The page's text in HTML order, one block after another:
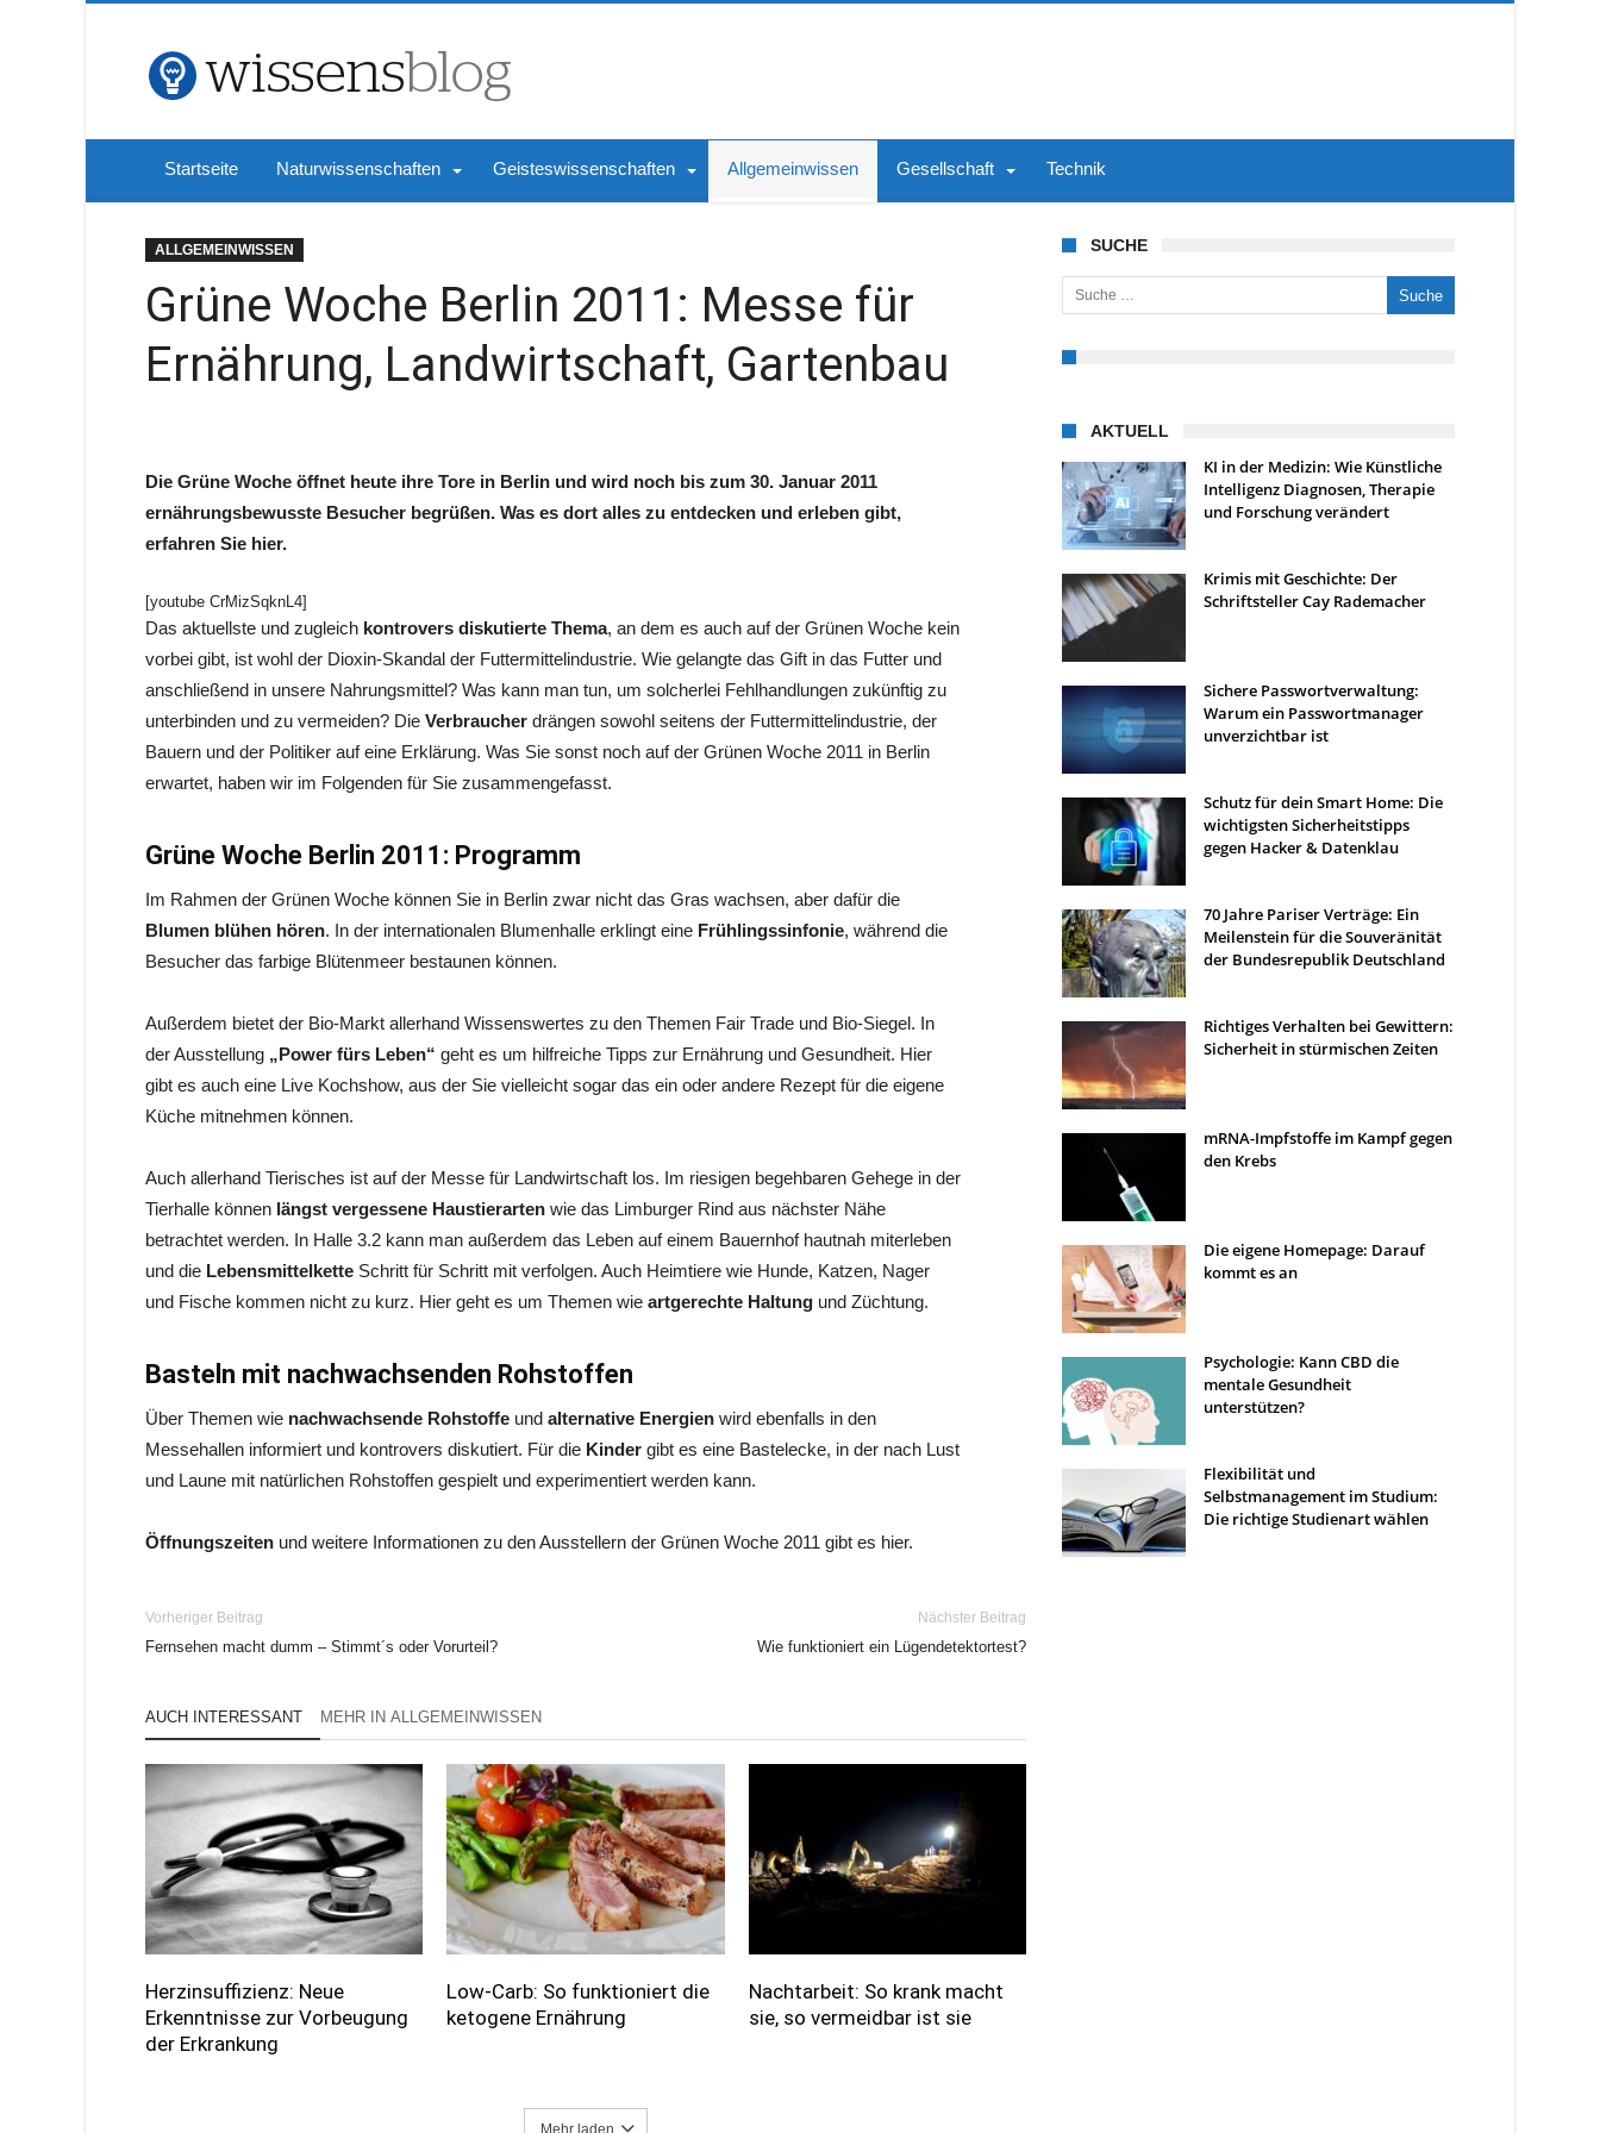
Startseite Naturwissenschaften Geisteswissenschaften Allgemeinwissen Gesellschaft Technik
ALLGEMEINWISSEN
Grüne Woche Berlin 2011: Messe für
Ernährung, Landwirtschaft, Gartenbau
Die Grüne Woche öffnet heute ihre Tore in Berlin und wird noch bis zum 30. Januar 2011
ernährungsbewusste Besucher begrüßen. Was es dort alles zu entdecken und erleben gibt,
erfahren Sie hier.
[youtube CrMizSqknL4]
Das aktuellste und zugleich kontrovers diskutierte Thema, an dem es auch auf der Grünen Woche kein
vorbei gibt, ist wohl der Dioxin-Skandal der Futtermittelindustrie. Wie gelangte das Gift in das Futter und
anschließend in unsere Nahrungsmittel? Was kann man tun, um solcherlei Fehlhandlungen zukünftig zu
unterbinden und zu vermeiden? Die Verbraucher drängen sowohl seitens der Futtermittelindustrie, der
Bauern und der Politiker auf eine Erklärung. Was Sie sonst noch auf der Grünen Woche 2011 in Berlin
erwartet, haben wir im Folgenden für Sie zusammengefasst.
Grüne Woche Berlin 2011: Programm
Im Rahmen der Grünen Woche können Sie in Berlin zwar nicht das Gras wachsen, aber dafür die
Blumen blühen hören. In der internationalen Blumenhalle erklingt eine Frühlingssinfonie, während die
Besucher das farbige Blütenmeer bestaunen können.
Außerdem bietet der Bio-Markt allerhand Wissenswertes zu den Themen Fair Trade und Bio-Siegel. In
der Ausstellung „Power fürs Leben“ geht es um hilfreiche Tipps zur Ernährung und Gesundheit. Hier
gibt es auch eine Live Kochshow, aus der Sie vielleicht sogar das ein oder andere Rezept für die eigene
Küche mitnehmen können.
Auch allerhand Tierisches ist auf der Messe für Landwirtschaft los. Im riesigen begehbaren Gehege in der
Tierhalle können längst vergessene Haustierarten wie das Limburger Rind aus nächster Nähe
betrachtet werden. In Halle 3.2 kann man außerdem das Leben auf einem Bauernhof hautnah miterleben
und die Lebensmittelkette Schritt für Schritt mit verfolgen. Auch Heimtiere wie Hunde, Katzen, Nager
und Fische kommen nicht zu kurz. Hier geht es um Themen wie artgerechte Haltung und Züchtung.
Basteln mit nachwachsenden Rohstoffen
Über Themen wie nachwachsende Rohstoffe und alternative Energien wird ebenfalls in den
Messehallen informiert und kontrovers diskutiert. Für die Kinder gibt es eine Bastelecke, in der nach Lust
und Laune mit natürlichen Rohstoffen gespielt und experimentiert werden kann.
Öffnungszeiten und weitere Informationen zu den Ausstellern der Grünen Woche 2011 gibt es hier.
Vorheriger Beitrag
Fernsehen macht dumm – Stimmt´s oder Vorurteil?
Nächster Beitrag
Wie funktioniert ein Lügendetektortest?
AUCH INTERESSANT MEHR IN ALLGEMEINWISSEN
Herzinsuffizienz: Neue
Erkenntnisse zur Vorbeugung
der Erkrankung
Low-Carb: So funktioniert die
ketogene Ernährung
Nachtarbeit: So krank macht
sie, so vermeidbar ist sie
SUCHE
Suche nach:
AKTUELL
KI in der Medizin: Wie Künstliche
Intelligenz Diagnosen, Therapie
und Forschung verändert
Krimis mit Geschichte: Der
Schriftsteller Cay Rademacher
Sichere Passwortverwaltung:
Warum ein Passwortmanager
unverzichtbar ist
Schutz für dein Smart Home: Die
wichtigsten Sicherheitstipps
gegen Hacker & Datenklau
70 Jahre Pariser Verträge: Ein
Meilenstein für die Souveränität
der Bundesrepublik Deutschland
Richtiges Verhalten bei Gewittern:
Sicherheit in stürmischen Zeiten
mRNA-Impfstoffe im Kampf gegen
den Krebs
Die eigene Homepage: Darauf
kommt es an
Psychologie: Kann CBD die
mentale Gesundheit
unterstützen?
Flexibilität und
Selbstmanagement im Studium:
Die richtige Studienart wählen